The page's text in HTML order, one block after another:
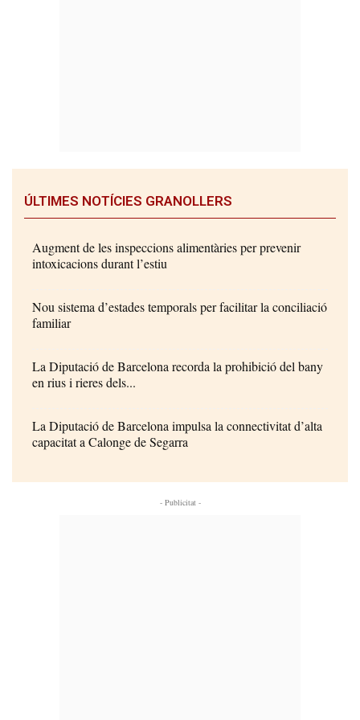
ÚLTIMES NOTÍCIES GRANOLLERS
Augment de les inspeccions alimentàries per prevenir
intoxicacions durant l’estiu
Nou sistema d’estades temporals per facilitar la conciliació
familiar
La Diputació de Barcelona recorda la prohibició del bany
en rius i rieres dels...
La Diputació de Barcelona impulsa la connectivitat d’alta
capacitat a Calonge de Segarra
- Publicitat -